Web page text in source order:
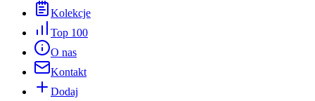
Kolekcje
Top 100
O nas
Kontakt
Dodaj